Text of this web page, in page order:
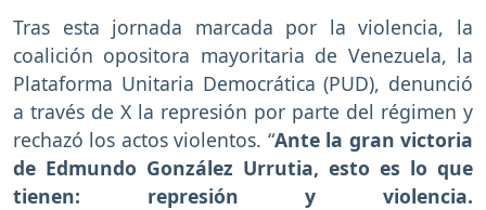
Tras esta jornada marcada por la violencia, la
coalición opositora mayoritaria de Venezuela, la
Plataforma Unitaria Democrática (PUD), denunció
a través de X la represión por parte del régimen y
rechazó los actos violentos. “Ante la gran victoria
de Edmundo González Urrutia, esto es lo que
tienen: represión y violencia.